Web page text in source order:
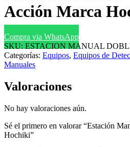
Acción Marca
Compra via WhatsApp
SKU: ESTACION MANUAL
Categorías: Equipos, Equipos de
Manuales
Valoraciones
No hay valoraciones aún.
Sé el primero en valorar “Estación
Hochiki”